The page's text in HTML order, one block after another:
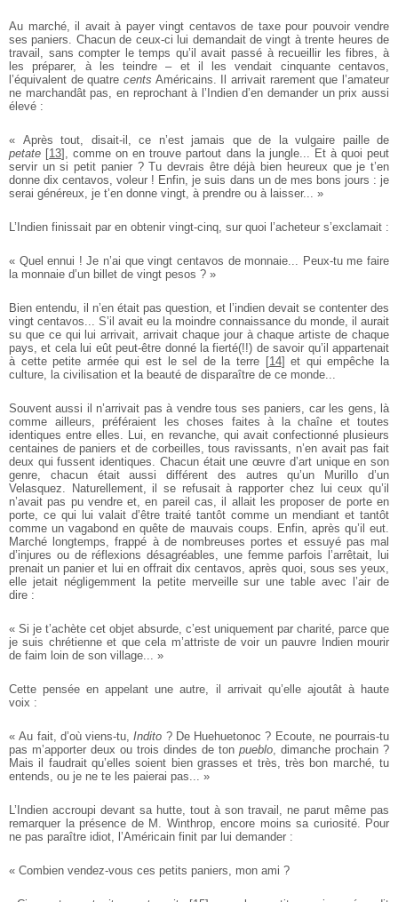
Au marché, il avait à payer vingt centavos de taxe pour pouvoir vendre
ses paniers. Chacun de ceux-ci lui demandait de vingt à trente heures de
travail, sans compter le temps qu’il avait passé à recueillir les fibres, à
les préparer, à les teindre – et il les vendait cinquante centavos,
l’équivalent de quatre cents Américains. Il arrivait rarement que l’amateur
ne marchandât pas, en reprochant à l’Indien d’en demander un prix aussi
élevé :
« Après tout, disait-il, ce n’est jamais que de la vulgaire paille de
petate [13] , comme on en trouve partout dans la jungle... Et à quoi peut
servir un si petit panier ? Tu devrais être déjà bien heureux que je t’en
donne dix centavos, voleur ! Enfin, je suis dans un de mes bons jours : je
serai généreux, je t’en donne vingt, à prendre ou à laisser... »
L’Indien finissait par en obtenir vingt-cinq, sur quoi l’acheteur s’exclamait :
« Quel ennui ! Je n’ai que vingt centavos de monnaie... Peux-tu me faire
la monnaie d’un billet de vingt pesos ? »
Bien entendu, il n’en était pas question, et l’indien devait se contenter des
vingt centavos... S’il avait eu la moindre connaissance du monde, il aurait
su que ce qui lui arrivait, arrivait chaque jour à chaque artiste de chaque
pays, et cela lui eût peut-être donné la fierté(!!) de savoir qu’il appartenait
à cette petite armée qui est le sel de la terre [14] et qui empêche la
culture, la civilisation et la beauté de disparaître de ce monde...
Souvent aussi il n’arrivait pas à vendre tous ses paniers, car les gens, là
comme ailleurs, préféraient les choses faites à la chaîne et toutes
identiques entre elles. Lui, en revanche, qui avait confectionné plusieurs
centaines de paniers et de corbeilles, tous ravissants, n’en avait pas fait
deux qui fussent identiques. Chacun était une œuvre d’art unique en son
genre, chacun était aussi différent des autres qu’un Murillo d’un
Velasquez. Naturellement, il se refusait à rapporter chez lui ceux qu’il
n’avait pas pu vendre et, en pareil cas, il allait les proposer de porte en
porte, ce qui lui valait d’être traité tantôt comme un mendiant et tantôt
comme un vagabond en quête de mauvais coups. Enfin, après qu’il eut.
Marché longtemps, frappé à de nombreuses portes et essuyé pas mal
d’injures ou de réflexions désagréables, une femme parfois l’arrêtait, lui
prenait un panier et lui en offrait dix centavos, après quoi, sous ses yeux,
elle jetait négligemment la petite merveille sur une table avec l’air de
dire :
« Si je t’achète cet objet absurde, c’est uniquement par charité, parce que
je suis chrétienne et que cela m’attriste de voir un pauvre Indien mourir
de faim loin de son village... »
Cette pensée en appelant une autre, il arrivait qu’elle ajoutât à haute
voix :
« Au fait, d’où viens-tu,Indito ? De Huehuetonoc ? Ecoute, ne pourrais-tu
pas m’apporter deux ou trois dindes de ton pueblo, dimanche prochain ?
Mais il faudrait qu’elles soient bien grasses et très, très bon marché, tu
entends, ou je ne te les paierai pas... »
L’Indien accroupi devant sa hutte, tout à son travail, ne parut même pas
remarquer la présence de M. Winthrop, encore moins sa curiosité. Pour
ne pas paraître idiot, l’Américain finit par lui demander :
« Combien vendez-vous ces petits paniers, mon ami ?